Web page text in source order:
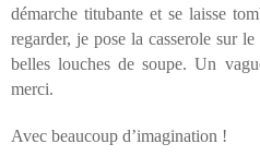
démarche titubante et se laisse
regarder, je pose la casserole sur
belles louches de soupe. Un
merci.
Avec beaucoup d’imagination !